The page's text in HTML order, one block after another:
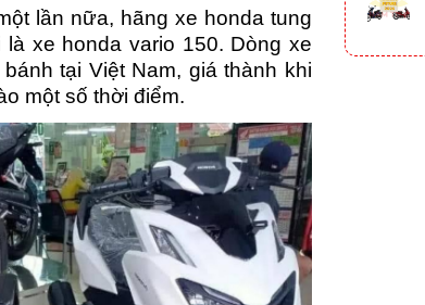
lần nữa, hãng xe honda tung
xe honda vario 150. Dòng xe
tại Việt Nam, giá thành khi
một số thời điểm.